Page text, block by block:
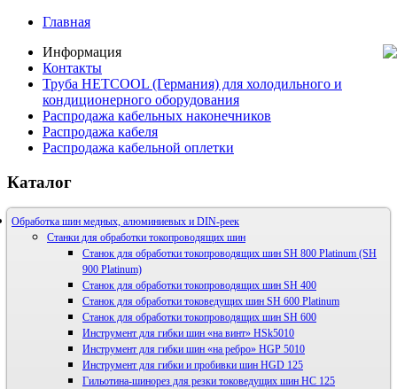
Главная
Информация
Контакты
Труба HETCOOL (Германия) для холодильного и
кондиционерного оборудования
Распродажа кабельных наконечников
Распродажа кабеля
Распродажа кабельной оплетки
Каталог
Обработка шин медных, алюминиевых и DIN-реек
Станки для обработки токопроводящих шин
Станок для обработки токопроводящих шин SH 800 Platinum (SH
900 Platinum)
Станок для обработки токопроводящих шин SH 400
Станок для обработки токоведущих шин SH 600 Platinum
Станок для обработки токопроводящих шин SH 600
Инструмент для гибки шин «на винт» HSk5010
Инструмент для гибки шин «на ребро» HGP 5010
Инструмент для гибки и пробивки шин HGD 125
Гильотина-шинорез для резки токоведущих шин HС 125